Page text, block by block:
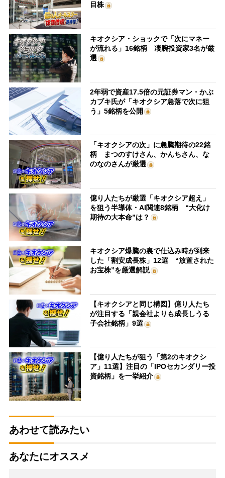
目株
キオクシア・ショックで「次にマネー
が流れる」16銘柄 凄腕投資家3名が厳
選
2年弱で資産17.5倍の元証券マン・かぶ
カブキ氏が「キオクシア急落で次に狙
う」5銘柄を公開
「キオクシアの次」に急騰期待の22銘
柄 まつのすけさん、かんちさん、な
のなのさんが厳選
億り人たちが厳選「キオクシア超え」
を狙う半導体・AI関連8銘柄 “大化け
期待の大本命”は？
キオクシア爆騰の裏で仕込み時が到来
した「割安成長株」12選 “放置された
お宝株”を厳選解説
【キオクシアと同じ構図】億り人たち
が注目する「親会社よりも成長しうる
子会社銘柄」9選
【億り人たちが狙う「第2のキオクシ
ア」11選】注目の「IPOセカンダリー投
資銘柄」を一挙紹介
あわせて読みたい
あなたにオススメ